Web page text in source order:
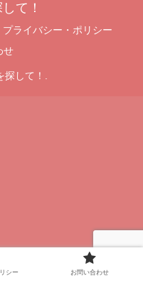
て！
プライバシー・ポリシー
せ
探して！.
シー お問い合わせ